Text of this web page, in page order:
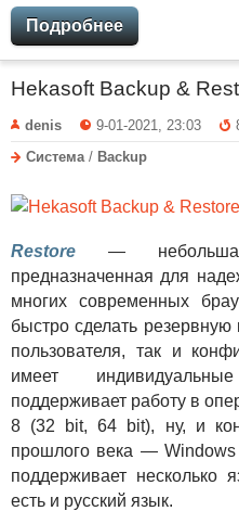
Подробнее
Hekasoft Backup &
denis 9-01-2021, 23:03
Система/ Backup
Restore — небольшая
предназначенная для
многих современных
быстро сделать
пользователя, так и
имеет
поддерживает работу в
8 (32 bit, 64 bit), ну, и
прошлого века —
поддерживает несколько
есть и русский язык.